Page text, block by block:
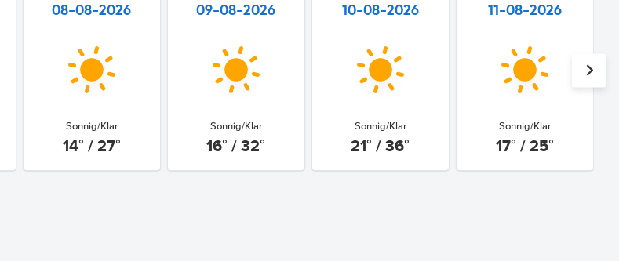
08-08-2026
Sonnig/Klar
14° / 27°
09-08-2026
Sonnig/Klar
16° / 32°
10-08-2026
Sonnig/Klar
21° / 36°
11-08-2026
Sonnig/Klar
17° / 25°